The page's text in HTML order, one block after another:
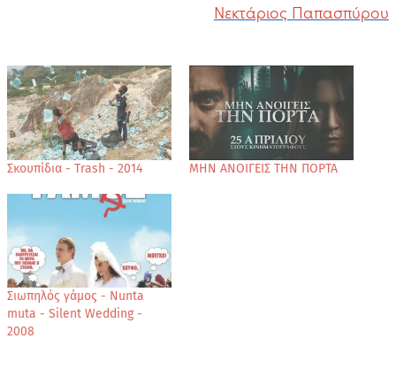
Νεκτάριος Παπασπύρου
Σκουπίδια - Trash - 2014 ΜΗΝ ΑΝΟΙΓΕΙΣ ΤΗΝ ΠΟΡΤΑ
Σιωπηλός γάμος - Nunta
muta - Silent Wedding -
2008